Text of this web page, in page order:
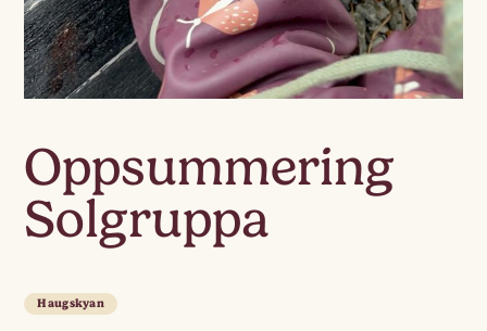
Oppsummering
Solgruppa
Haugskyan